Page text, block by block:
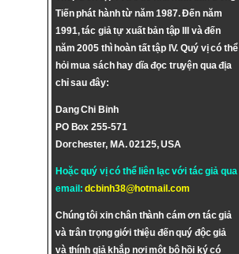
Tiến phát hành từ năm 1987. Đến năm
1991, tác giả tự xuất bản tập III và đến
năm 2005 thì hoàn tất tập IV. Quý vị có thể
hỏi mua sách hay dĩa đọc truyện qua địa
chỉ sau đây:
Dang Chi Binh
PO Box 255-571
Dorchester, MA. 02125, USA
Hoặc quý vị có thể liên lạc với tác giả qua
email:dcbinh38@hotmail.com
Chúng tôi xin chân thành cám ơn tác giả
và trân trọng giới thiệu đến quý độc giả
và thính giả khắp nơi một bộ hồi ký có